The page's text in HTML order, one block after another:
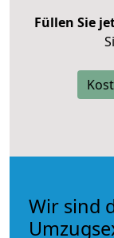
Füllen Sie
Wir sind